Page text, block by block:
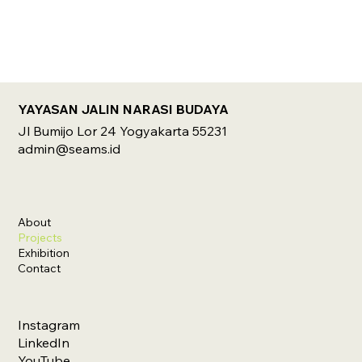
YAYASAN JALIN NARASI BUDAYA
Jl Bumijo Lor 24 Yogyakarta 55231
admin@seams.id
About
Projects
Exhibition
Contact
Instagram
LinkedIn